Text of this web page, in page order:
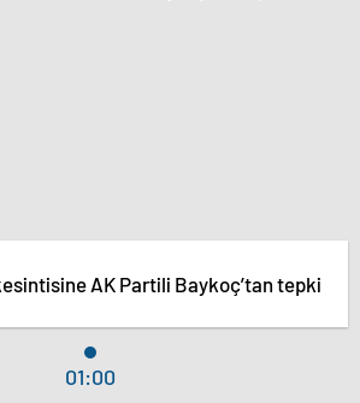
AK Partili Baykoç’tan tepki
01:00